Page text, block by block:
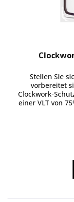
Stellen Sie
vorbereitet
Clockwork-
einer VLT von